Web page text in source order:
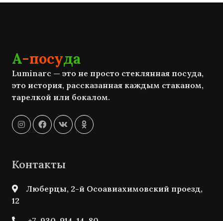
А-посуда
Luminarc — это не просто стеклянная посуда,
это история, рассказанная каждым стаканом,
тарелкой или бокалом.
Контакты
Люберцы, 2-й Осоавиахимовский проезд,
12